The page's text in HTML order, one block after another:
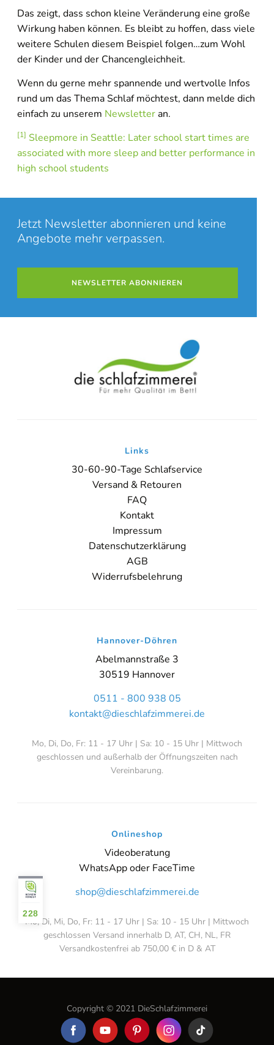
Das zeigt, dass schon kleine Veränderung eine große
Wirkung haben können. Es bleibt zu hoffen, dass viele
weitere Schulen diesem Beispiel folgen…zum Wohl
der Kinder und der Chancengleichheit.
Wenn du gerne mehr spannende und wertvolle Infos
rund um das Thema Schlaf möchtest, dann melde dich
einfach zu unserem Newsletteran.
[1] Sleepmore in Seattle: Later school start times are
associated with more sleep and better performance in
high school students
Jetzt Newsletter abonnieren und keine
Angebote mehr verpassen.
NEWSLETTER ABONNIEREN
Links
30-60-90-Tage Schlafservice
Versand & Retouren
FAQ
Kontakt
Impressum
Datenschutzerklärung
AGB
Widerrufsbelehrung
Hannover-Döhren
Abelmannstraße 3
30519 Hannover
0511 - 800 938 05
kontakt@dieschlafzimmerei.de
Mo, Di, Do, Fr: 11 - 17 Uhr | Sa: 10 - 15 Uhr | Mittwoch
geschlossen und außerhalb der Öffnungszeiten nach
Vereinbarung.
Onlineshop
Videoberatung
WhatsApp oder FaceTime
shop@dieschlafzimmerei.de
Mo, Di, Mi, Do, Fr: 11 - 17 Uhr | Sa: 10 - 15 Uhr | Mittwoch
geschlossen Versand innerhalb D, AT, CH, NL, FR
Versandkostenfrei ab 750,00 € in D & AT
Copyright © 2021 DieSchlafzimmerei
228